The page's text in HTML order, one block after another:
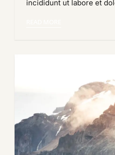
incididunt ut labore et